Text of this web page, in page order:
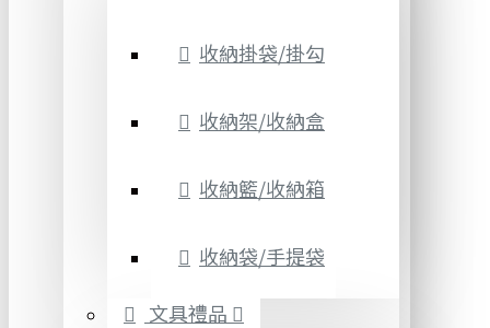
收納掛袋/掛勾
收納架/收納盒
收納籃/收納箱
收納袋/手提袋
文具禮品